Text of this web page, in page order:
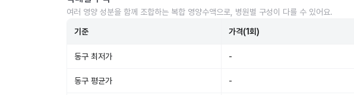
여러 영양 성분을 함께 조합하는 복합 영양수액으로, 병원별 구성이 다를 수 있어요.
기준 가격(1회)
동구 최저가 -
동구 평균가 -